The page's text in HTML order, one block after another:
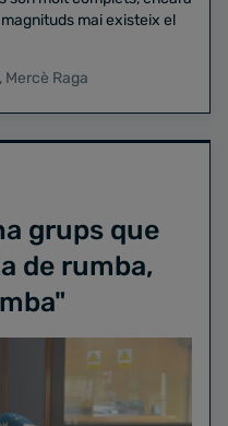
mai existeix el
, Mercè Raga
grups que
de rumba,